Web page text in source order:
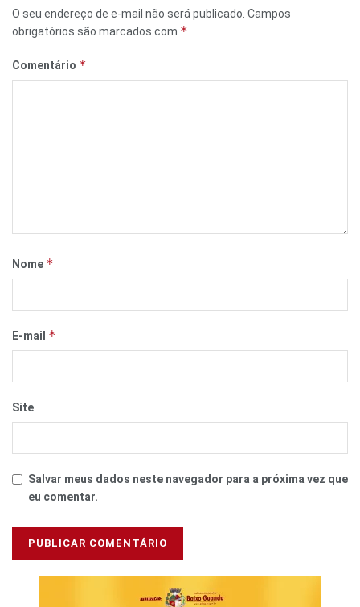
O seu endereço de e-mail não será publicado. Campos
obrigatórios são marcados com *
Comentário *
Nome *
E-mail *
Site
Salvar meus dados neste navegador para a próxima vez que
eu comentar.